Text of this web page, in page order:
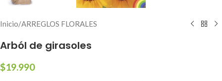
Inicio/ARREGLOS FLORALES
Arból de girasoles
$19.990